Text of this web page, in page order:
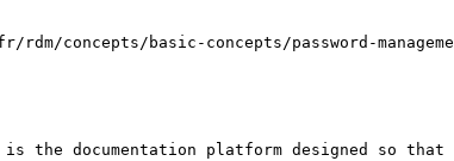
concepts/basic-concepts/password-
the documentation platform designed so that